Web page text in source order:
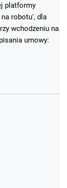
platformy
robotu', dla
wchodzeniu na
umowy: